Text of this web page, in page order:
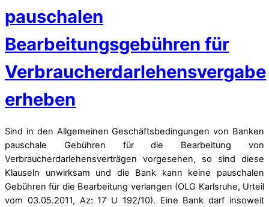
pauschalen
Bearbeitungsgebühren für
Verbraucherdarlehensvergabe
erheben
Sind in den Allgemeinen Geschäftsbedingungen von Banken
pauschale Gebühren für die Bearbeitung von
Verbraucherdarlehensverträgen vorgesehen, so sind diese
Klauseln unwirksam und die Bank kann keine pauschalen
Gebühren für die Bearbeitung verlangen (OLG Karlsruhe, Urteil
vom 03.05.2011, Az: 17 U 192/10). Eine Bank darf insoweit